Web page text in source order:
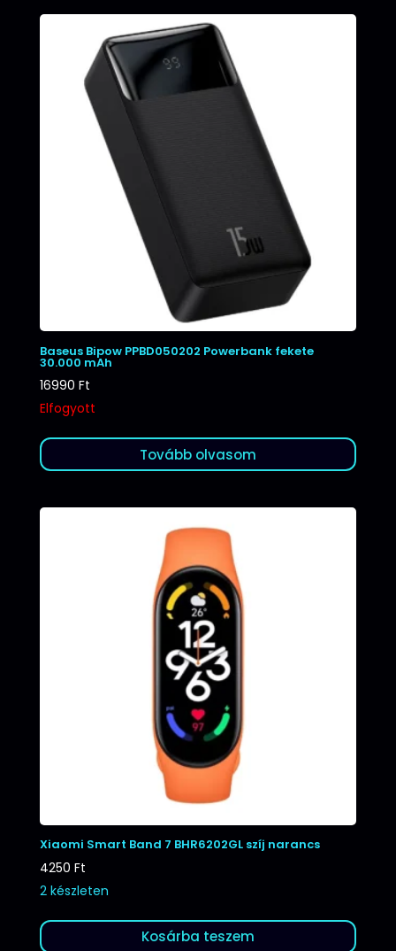
Baseus Bipow PPBD050202 Powerbank fekete
30.000 mAh
16990 Ft
Elfogyott
Tovább olvasom
Xiaomi Smart Band 7 BHR6202GL szíj narancs
4250 Ft
2 készleten
Kosárba teszem